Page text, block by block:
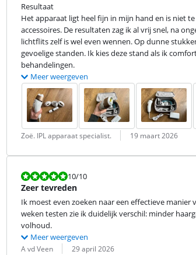
Resultaat
Het apparaat ligt heel fijn in mijn hand en is niet
accessoires. De resultaten zag ik al vrij snel, na
lichtflits zelf is wel even wennen. Op dunne
gevoelige standen. Ik kies deze stand als ik
behandelingen.
Meer weergeven
Beoordeling door:
Zoë. IPL apparaat specialist.
Datum: 19 maart 2026
Beoordeling is 10 van de 10.
10/10
Zeer tevreden
Ik moest even zoeken naar een effectieve
weken testen zie ik duidelijk verschil: minder
volhoud.
Meer weergeven
Beoordeling door:
A vd Veen
Datum: 29 april 2026